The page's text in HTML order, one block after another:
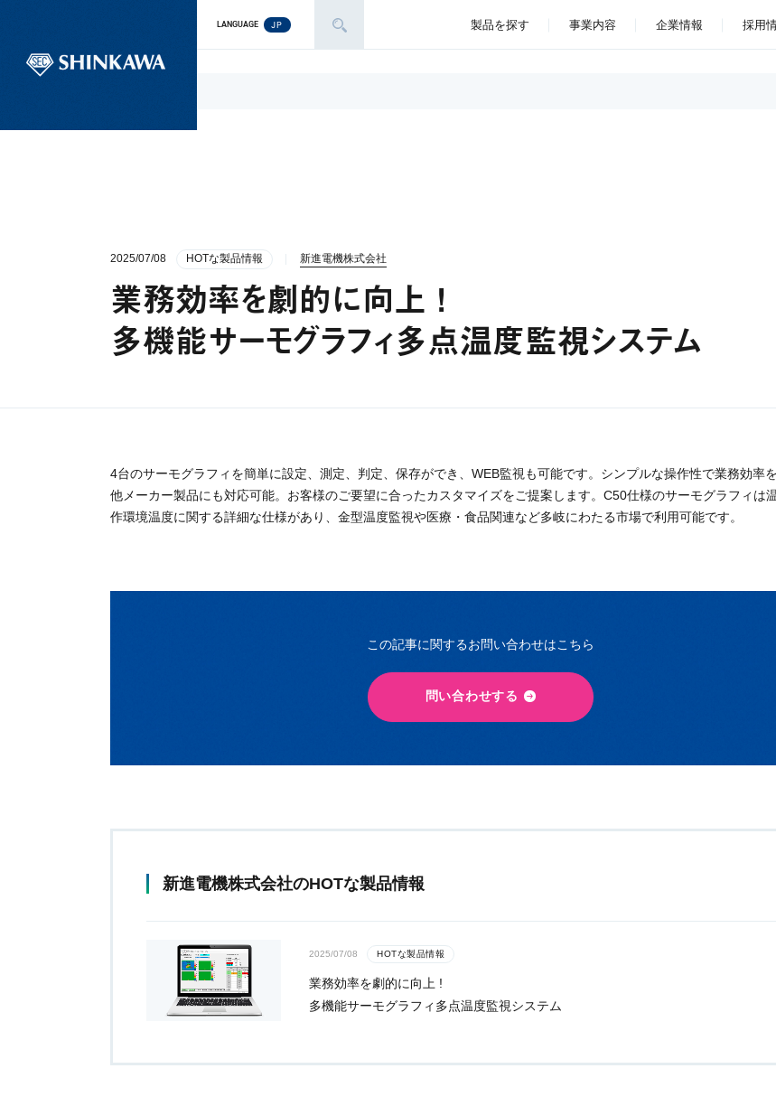
LANGUAGE JP 製品を探す 事業内容 企業情報 採用
2025/07/08 HOTな製品情報 新進電機株式会社
業務効率を劇的に向上 !
多機能サーモグラフィ多点温度監視システム
4台のサーモグラフィを簡単に設定、測定、判定、保存ができ、WEB監視も可能です。シンプルな操作性で業務効率を
他メーカー製品にも対応可能。お客様のご要望に合ったカスタマイズをご提案します。C50仕様のサーモグラフィは
作環境温度に関する詳細な仕様があり、金型温度監視や医療・食品関連など多岐にわたる市場で利用可能です。
この記事に関するお問い合わせはこちら
問い合わせする
新進電機株式会社のHOTな製品情報
2025/07/08 HOTな製品情報
業務効率を劇的に向上 !
多機能サーモグラフィ多点温度監視システム